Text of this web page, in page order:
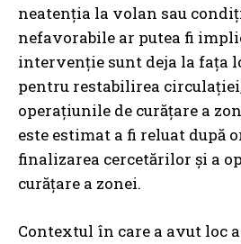
neatenția la volan sau
nefavorabile ar putea fi
intervenție sunt deja la fața
pentru restabilirea
operațiunile de curățare a
este estimat a fi reluat după
finalizarea cercetărilor și a
curățare a zonei.
Contextul în care a avut loc